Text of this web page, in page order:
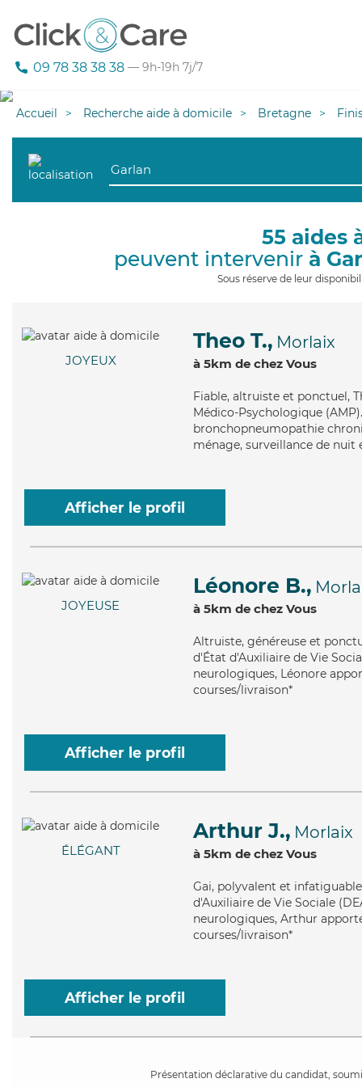
09 78 38 38 38 — 9h-19h 7j/7
Accueil Recherche aide à domicile Bretagne
55 aides
peuvent intervenir à
Sous réserve de leur
JOYEUX
Theo T., Morlaix
à 5km de chez Vous
Fiable, altruiste et ponctuel,
Médico-Psychologique
bronchopneumopathie
ménage, surveillance de nuit
Afficher le profil
JOYEUSE
Léonore B.,
à 5km de chez Vous
Altruiste, généreuse et
d'État d'Auxiliaire de Vie
neurologiques, Léonore
courses/livraison*
Afficher le profil
ÉLÉGANT
Arthur J., Morlaix
à 5km de chez Vous
Gai, polyvalent et
d'Auxiliaire de Vie Sociale
neurologiques, Arthur
courses/livraison*
Afficher le profil
Présentation déclarative du candidat,